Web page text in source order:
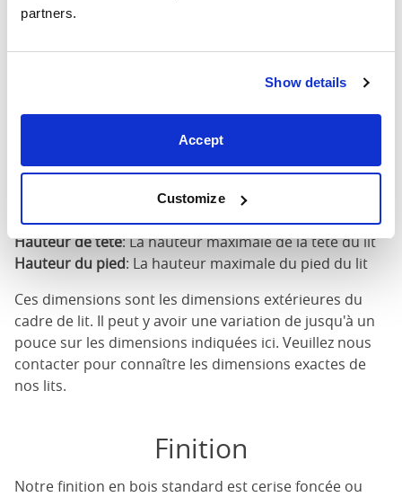
partners.
Show details
Accept
Customize
160cm X
pour ce lit
: La largeur extérieure du lit
Longueur: La longueur extérieure du lit
Hauteur de tête: La hauteur maximale de la tête du lit
Hauteur du pied: La hauteur maximale du pied du lit
Ces dimensions sont les dimensions extérieures du
cadre de lit. Il peut y avoir une variation de jusqu'à un
pouce sur les dimensions indiquées ici. Veuillez nous
contacter pour connaître les dimensions exactes de
nos lits.
Finition
Notre finition en bois standard est cerise foncée ou